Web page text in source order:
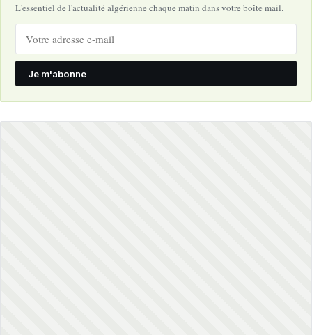
L'essentiel de l'actualité algérienne chaque matin dans votre boîte mail.
Je m'abonne